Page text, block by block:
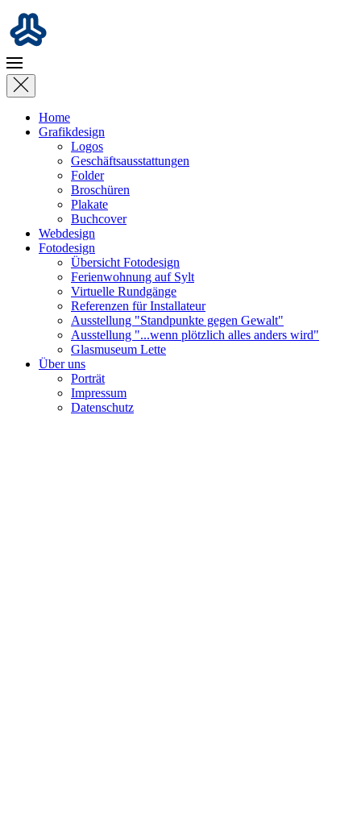
Skip to main content
Home
Grafikdesign
Logos
Geschäftsausstattungen
Folder
Broschüren
Plakate
Buchcover
Webdesign
Fotodesign
Übersicht Fotodesign
Ferienwohnung auf Sylt
Virtuelle Rundgänge
Referenzen für Installateur
Ausstellung "Standpunkte gegen Gewalt"
Ausstellung "...wenn plötzlich alles anders wird"
Glasmuseum Lette
Über uns
Porträt
Impressum
Datenschutz